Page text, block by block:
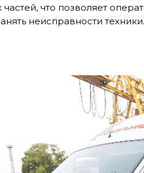
частей, что позволяет
неисправности техники.